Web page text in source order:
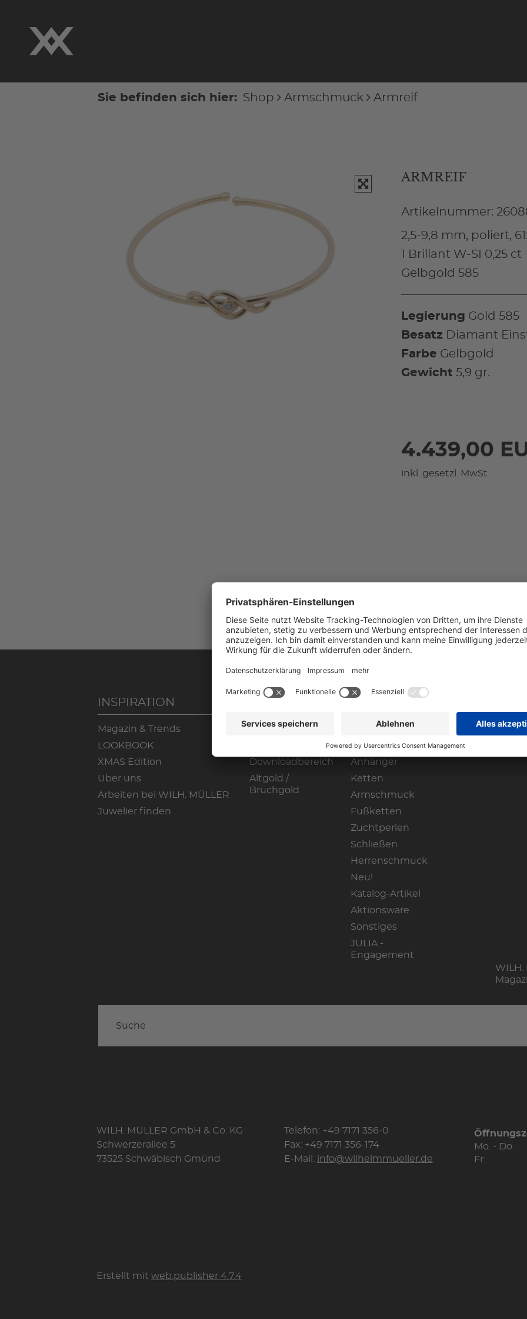
Sie befinden sich hier: Shop Armschmuck Armreif
ARMREIF
Artikelnummer:
2,5-9,8 mm, poliert,
1 Brillant W-SI 0,25 ct
Gelbgold 585
Legierung Gold 585
Besatz Diamant
Farbe Gelbgold
Gewicht 5,9 gr.
4.439,00
inkl. gesetzl. MwSt.
INSPIRATION
Magazin & Trends
LOOKBOOK
XMAS Edition
Über uns
Arbeiten bei WILH. MÜLLER
Juwelier finden
Login
Downloadbereich
Altgold /
Bruchgold
Ringe
Ohrschmuck
Anhänger
Ketten
Armschmuck
Fußketten
Zuchtperlen
Schließen
Herrenschmuck
Neu!
Katalog-Artikel
Aktionsware
Sonstiges
JULIA -
Engagement
WILH.
WILH. MÜLLER GmbH & Co. KG
Schwerzerallee 5
73525 Schwäbisch Gmünd
Telefon: +49 7171 356-0
Fax: +49 7171 356-174
E-Mail: info@wilhelmmueller.de
Mo. - Do.
Fr.
Erstellt mit web.publisher 4.7.4